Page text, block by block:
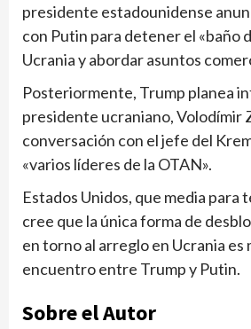
presidente estadounidense
con Putin para detener el «baño
Ucrania y abordar asuntos
Posteriormente, Trump planea
presidente ucraniano, Volodímir
conversación con el jefe del
«varios líderes de la OTAN».
Estados Unidos, que media para
cree que la única forma de
en torno al arreglo en Ucrania es
encuentro entre Trump y Putin.
Sobre el Autor